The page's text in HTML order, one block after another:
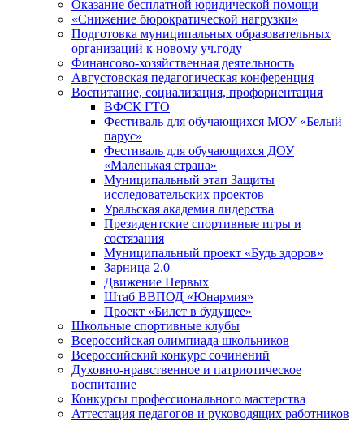
Оказание бесплатной юридической помощи
«Снижение бюрократической нагрузки»
Подготовка муниципальных образовательных
организаций к новому уч.году
Финансово-хозяйственная деятельность
Августовская педагогическая конференция
Воспитание, социализация, профориентация
ВФСК ГТО
Фестиваль для обучающихся МОУ «Белый
парус»
Фестиваль для обучающихся ДОУ
«Маленькая страна»
Муниципальный этап Защиты
исследовательских проектов
Уральская академия лидерства
Президентские спортивные игры и
состязания
Муниципальный проект «Будь здоров»
Зарница 2.0
Движение Первых
Штаб ВВПОД «Юнармия»
Проект «Билет в будущее»
Школьные спортивные клубы
Всероссийская олимпиада школьников
Всероссийский конкурс сочинений
Духовно-нравственное и патриотическое
воспитание
Конкурсы профессионального мастерства
Аттестация педагогов и руководящих работников